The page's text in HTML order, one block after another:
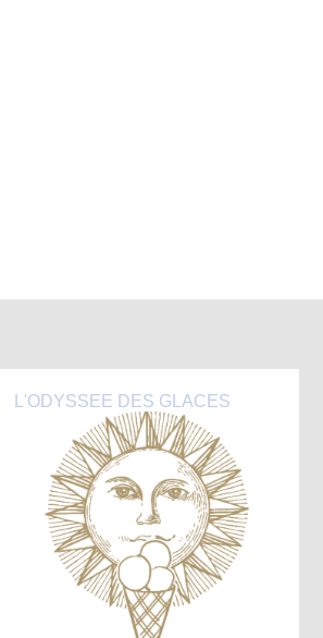
L'ODYSSEE DES GLACES